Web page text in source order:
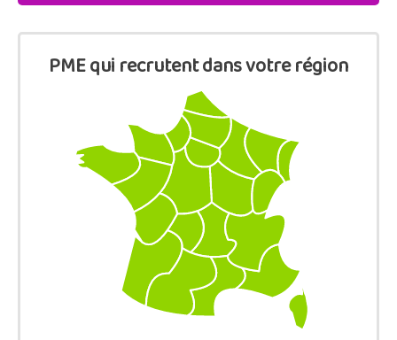
PME qui recrutent dans votre région